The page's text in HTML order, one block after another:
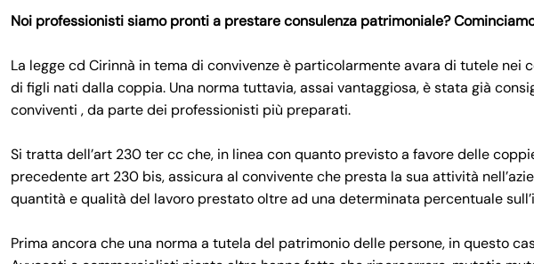
Noi professionisti siamo pronti a prestare consulenza patrimoniale?
La legge cd Cirinnà in tema di convivenze è particolarmente avara di tutele nei
di figli nati dalla coppia. Una norma tuttavia, assai vantaggiosa, è stata già
conviventi , da parte dei professionisti più preparati.
Si tratta dell’art 230 ter cc che, in linea con quanto previsto a favore delle
precedente art 230 bis, assicura al convivente che presta la sua attività
quantità e qualità del lavoro prestato oltre ad una determinata percentuale
Prima ancora che una norma a tutela del patrimonio delle persone, in questo